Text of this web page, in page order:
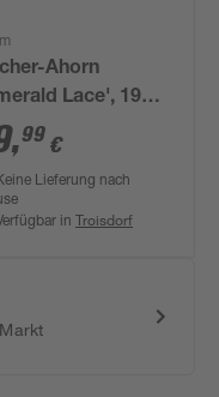
Ahorn
Lace', 19
Topf
,99 €
Lieferung nach
in Troisdorf